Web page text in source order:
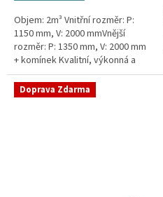
Objem: 2m³ Vnitřní rozměr: P:
1150 mm, V: 2000 mmVnější
rozměr: P: 1350 mm, V: 2000 mm
+ komínek Kvalitní, výkonná a
extrémně spolehlivá
přečerpávací stanice k
rodinným a...
Doprava Zdarma